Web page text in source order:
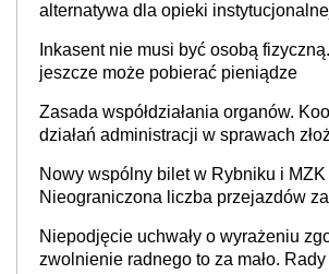
alternatywa dla opieki
Inkasent nie musi być osobą
jeszcze może pobierać pieniądze
Zasada współdziałania organów.
działań administracji w sprawach
Nowy wspólny bilet w Rybniku i MZK
Nieograniczona liczba przejazdów za
Niepodjęcie uchwały o wyrażeniu
zwolnienie radnego to za mało.